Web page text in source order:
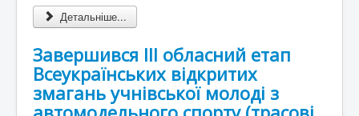
Детальніше...
Завершився ІІІ обласний етап
Всеукраїнських відкритих
змагань учнівської молоді з